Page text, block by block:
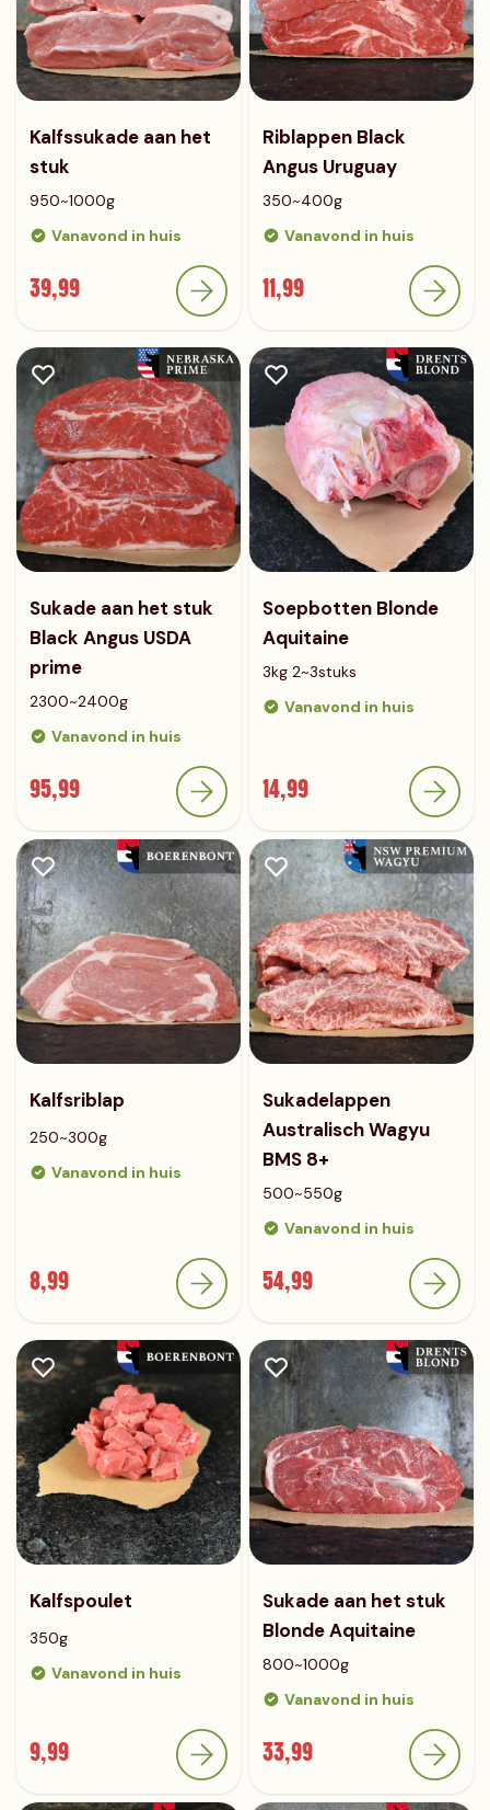
Kalfssukade aan het
stuk
950~1000g
Vanavond in huis
39,99
Riblappen Black
Angus Uruguay
350~400g
Vanavond in huis
11,99
Sukade aan het stuk
Black Angus USDA
prime
2300~2400g
Vanavond in huis
95,99
Soepbotten Blonde
Aquitaine
3kg 2~3stuks
Vanavond in huis
14,99
Kalfsriblap
250~300g
Vanavond in huis
8,99
Sukadelappen
Australisch Wagyu
BMS 8+
500~550g
Vanavond in huis
54,99
Kalfspoulet
350g
Vanavond in huis
9,99
Sukade aan het stuk
Blonde Aquitaine
800~1000g
Vanavond in huis
33,99